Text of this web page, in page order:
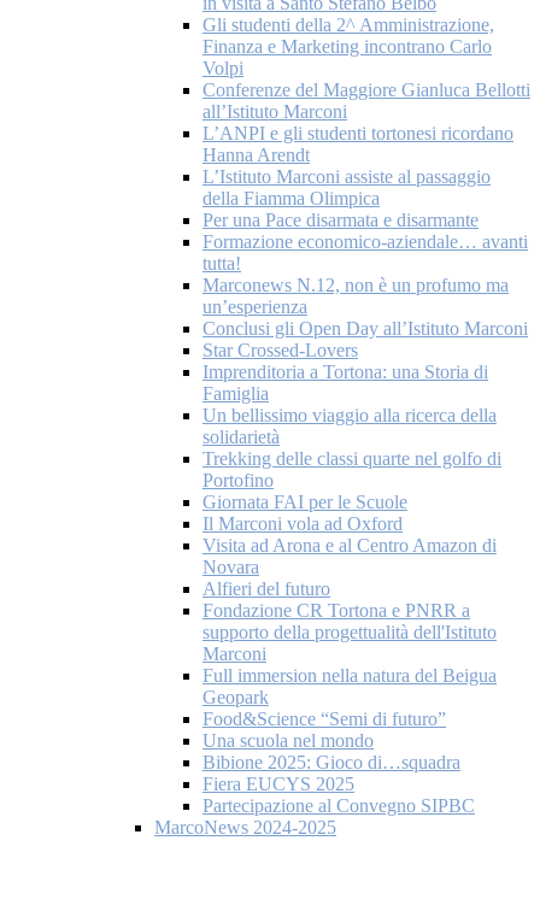
Gli studenti della 2^ Amministrazione,
Finanza e Marketing incontrano Carlo
Volpi
Conferenze del Maggiore Gianluca Bellotti
all’Istituto Marconi
L’ANPI e gli studenti tortonesi ricordano
Hanna Arendt
L’Istituto Marconi assiste al passaggio
della Fiamma Olimpica
Per una Pace disarmata e disarmante
Formazione economico-aziendale… avanti
tutta!
Marconews N.12, non è un profumo ma
un’esperienza
Conclusi gli Open Day all’Istituto Marconi
Star Crossed-Lovers
Imprenditoria a Tortona: una Storia di
Famiglia
Un bellissimo viaggio alla ricerca della
solidarietà
Trekking delle classi quarte nel golfo di
Portofino
Giornata FAI per le Scuole
Il Marconi vola ad Oxford
Visita ad Arona e al Centro Amazon di
Novara
Alfieri del futuro
Fondazione CR Tortona e PNRR a
supporto della progettualità dell'Istituto
Marconi
Full immersion nella natura del Beigua
Geopark
Food&Science “Semi di futuro”
Una scuola nel mondo
Bibione 2025: Gioco di…squadra
Fiera EUCYS 2025
Partecipazione al Convegno SIPBC
MarcoNews 2024-2025